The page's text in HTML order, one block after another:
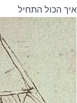
איך הכול התחיל